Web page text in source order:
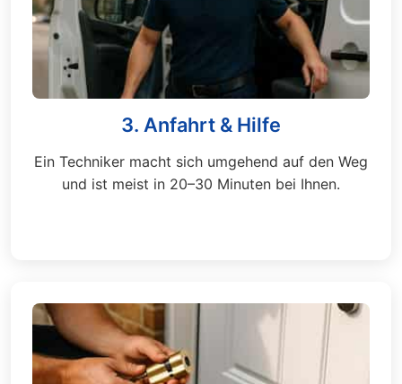
3. Anfahrt & Hilfe
Ein Techniker macht sich umgehend auf den Weg
und ist meist in 20–30 Minuten bei Ihnen.